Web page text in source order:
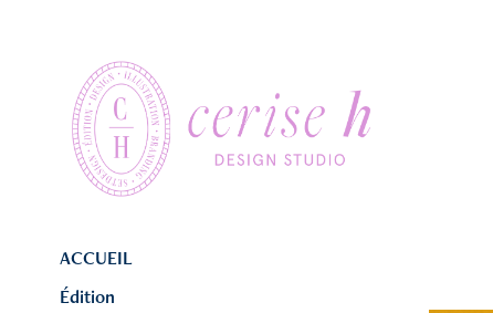
ACCUEIL
Édition